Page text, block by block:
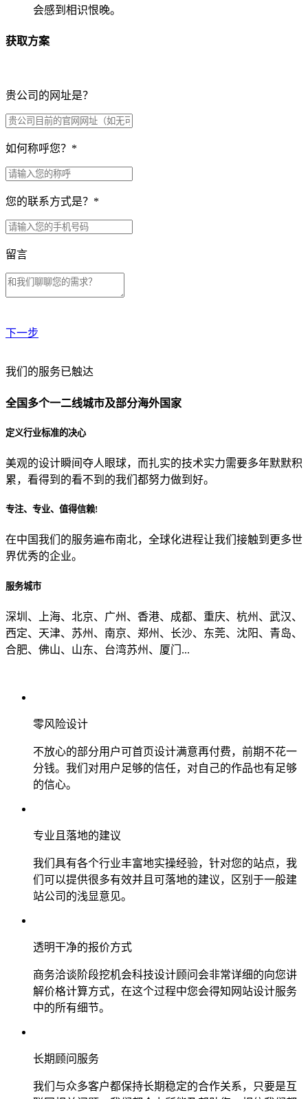
会感到相识恨晚。
获取方案
贵公司的网址是？
如何称呼您？ *
您的联系方式是？ *
留言
下一步
贵公司预算范围是？
贵公司的团队规模是？
目前主要的营销渠道是？
我们的服务已触达
全国多个一二线城市及部分海外国家
定义行业标准的决心
美观的设计瞬间夺人眼球，而扎实的技术实力需要多年默默积
累，看得到的看不到的我们都努力做到好。
专注、专业、值得信赖!
在中国我们的服务遍布南北，全球化进程让我们接触到更多世
界优秀的企业。
服务城市
深圳、上海、北京、广州、香港、成都、重庆、杭州、武汉、
西定、天津、苏州、南京、郑州、长沙、东莞、沈阳、青岛、
合肥、佛山、山东、台湾苏州、厦门...
零风险设计
不放心的部分用户可首页设计满意再付费，前期不花一
分钱。我们对用户足够的信任，对自己的作品也有足够
的信心。
专业且落地的建议
我们具有各个行业丰富地实操经验，针对您的站点，我
们可以提供很多有效并且可落地的建议，区别于一般建
站公司的浅显意见。
透明干净的报价方式
商务洽谈阶段挖机会科技设计顾问会非常详细的向您讲
解价格计算方式，在这个过程中您会得知网站设计服务
中的所有细节。
长期顾问服务
我们与众多客户都保持长期稳定的合作关系，只要是互